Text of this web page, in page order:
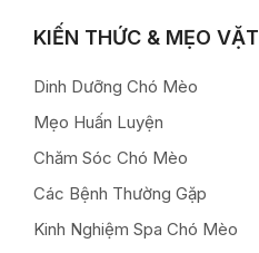
KIẾN THỨC & MẸO VẶT
Dinh Dưỡng Chó Mèo
Mẹo Huấn Luyện
Chăm Sóc Chó Mèo
Các Bệnh Thường Gặp
Kinh Nghiệm Spa Chó Mèo